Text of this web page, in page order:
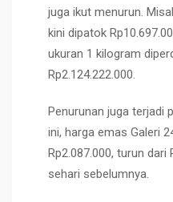
juga ikut menurun.
kini dipatok
ukuran 1 kilogram
Rp2.124.222.000.
Penurunan juga terjadi
ini, harga emas Galeri
Rp2.087.000, turun dari
sehari sebelumnya.